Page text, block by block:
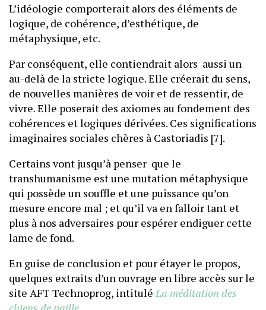
L’idéologie comporterait alors des éléments de
logique, de cohérence, d’esthétique, de
métaphysique, etc.
Par conséquent, elle contiendrait alors aussi un
au-delà de la stricte logique. Elle créerait du sens,
de nouvelles manières de voir et de ressentir, de
vivre. Elle poserait des axiomes au fondement des
cohérences et logiques dérivées. Ces significations
imaginaires sociales chères à Castoriadis [7].
Certains vont jusqu’à penser que le
transhumanisme est une mutation métaphysique
qui possède un souffle et une puissance qu’on
mesure encore mal ; et qu’il va en falloir tant et
plus à nos adversaires pour espérer endiguer cette
lame de fond.
En guise de conclusion et pour étayer le propos,
quelques extraits d’un ouvrage en libre accès sur le
site AFT Technoprog, intitulé La méditation des